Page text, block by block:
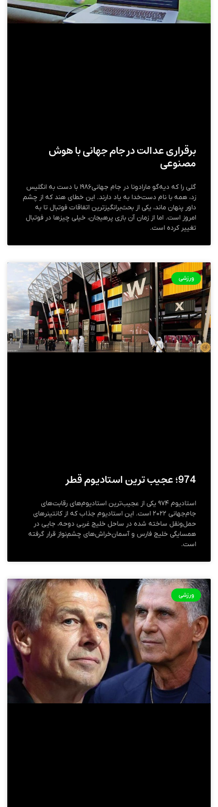
برقراری عدالت در جام جهانی با هوش
مصنوعی
گلی را که دیه‌گو مارادونا در جام جهانی۱۹۸۶ با دست به انگلیس
زد، همه با نام دست‌خدا به یاد دارند. این خطای هند که از چشم
داور پنهان ماند، یکی از بحث‌برانگیزترین اتفاقات فوتبال تا به
امروز است. اما از زمان آن بازی پرهیجان، خیلی چیزها در فوتبال
تغییر کرده است.
ورزشی
974؛ عجیب ترین استادیوم قطر
استادیوم ۹۷۴ یکی از عجیب‌ترین استادیوم‌های رقابت‌های
جام‌جهانی ۲۰۲۲ است. این استادیوم جذاب که از کانتینر‌های
حمل‌ونقل ساخته شده در ساحل خلیج غربی دوحه، جایی در
همسایگی خلیج فارس و آسمان‌خراش‌های چشم‌نواز قرار گرفته
است.
ورزشی